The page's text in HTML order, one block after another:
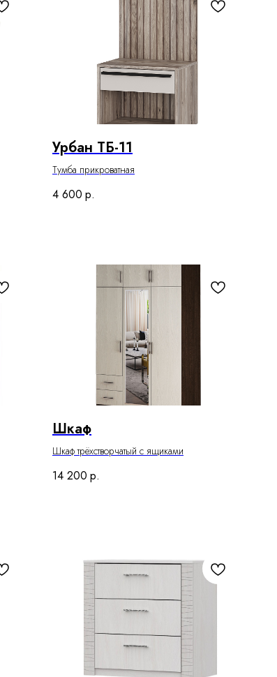
Урбан ТБ-11
Тумба прикроватная
4 600 р.
Шкаф
Шкаф трёхстворчатый с ящиками
14 200 р.